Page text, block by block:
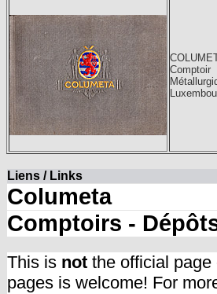
Comptoir
Liens / Links
Columeta
Comptoirs -
This is not the official
pages is welcome! For